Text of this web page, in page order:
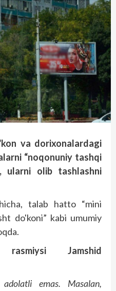
va dorixonalardagi
“noqonuniy tashqi
ularni olib tashlashni
talab hatto “mini
do'koni” kabi umumiy
rasmiysi Jamshid
emas. Masalan,